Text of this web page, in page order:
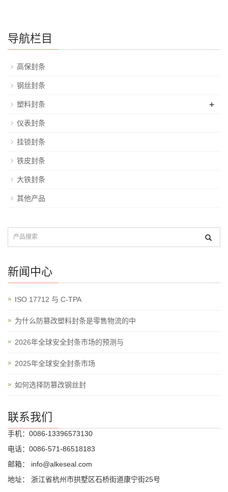
导航栏目
高保封条
钢丝封条
塑料封条 +
仪表封条
挂锁封条
铁皮封条
大铁封条
其他产品
新闻中心
ISO 17712 与 C-TPA
为什么防篡改塑料封条是零售物流的中
2026年全球安全封条市场的预测与
2025年全球安全封条市场
如何选择防篡改钢丝封
联系我们
手机：0086-13396573130
电话：0086-571-86518183
邮箱：
info@alkeseal.com
地址： 浙江省杭州市拱墅区石桥街道康宁街25号